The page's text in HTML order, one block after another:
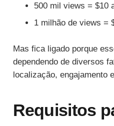
500 mil views = $10
1 milhão de views =
Mas fica ligado porque
dependendo de diversos
localização, engajamento
Requisitos